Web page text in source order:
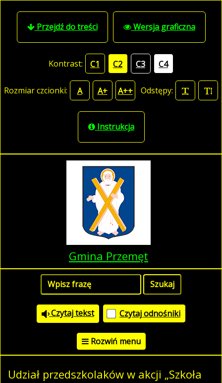
Przejdź do treści Wersja graficzna
Kontrast: C1 C2 C3 C4
Rozmiar czcionki: A A+ A++ Odstępy:
Instrukcja
Gmina Przemęt
Czytaj tekst Czytaj odnośniki
Rozwiń menu
Udział przedszkolaków w akcji „Szkoła